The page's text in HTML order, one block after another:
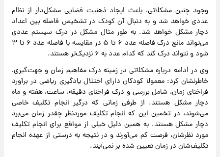
وجود چنین مشکلاتی، باعث ایجاد ذهنیت فضایی مشکل‌دار از نظام
عددی خواهد شد و به دنبال آن کودک در تشخیص فاصله بین اعداد
دچار مشکل خواهد شد. به طور مثال مشکل در درک سیستم عددی
می‌تواند مانع درک فاصله عدد ۶ تا ۵ در مقایسه با فاصله عدد ۶ تا ۳
شود و نتواند درک کند که کدام عدد به ۶ نزدیک‌تر هستند.
وی در ادامه درباره مشکلاتی در زمینه درک مفاهیم زمان و جهت‌گیری،
خاطرنشان کرد: معمولا کودکان دارای اختلال یادگیری ریاضی در برآورد
فراخنای زمان، شامل بررسی و درک فراخنای دقیقه، ساعت، هفته و ماه
دچار مشکل هستند. از طرفی زمانی که درگیر انجام تکلیف خاصی
می‌شوند، در تخمین این که انجام تکلیف موردنظر چقدر زمان می‌برد
دچار مشکل هستند. به همین دلیل خیلی از مواقع برای انجام تکلیف
مورد نظرشان، فرصت کم می‌آورند و در نتیجه به درستی از عهده انجام
تکلیف‌شان در زمان تعیین شده بر نمی‌آیند.